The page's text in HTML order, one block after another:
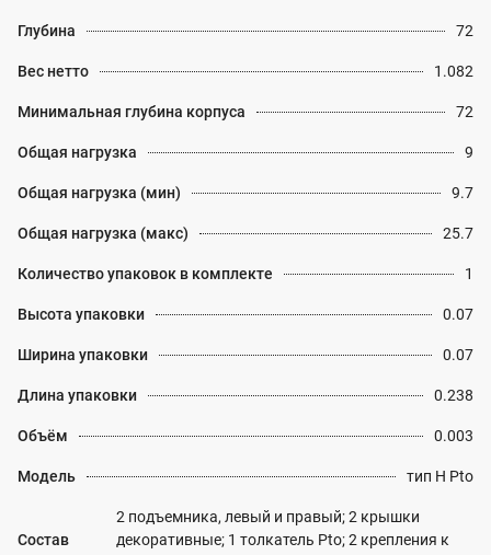
Глубина 72
Вес нетто 1.082
Минимальная глубина корпуса 72
Общая нагрузка 9
Общая нагрузка (мин) 9.7
Общая нагрузка (макс) 25.7
Количество упаковок в комплекте 1
Высота упаковки 0.07
Ширина упаковки 0.07
Длина упаковки 0.238
Объём 0.003
Модель тип H Pto
Состав
2 подъемника, левый и правый; 2 крышки
декоративные; 1 толкатель Pto; 2 крепления к